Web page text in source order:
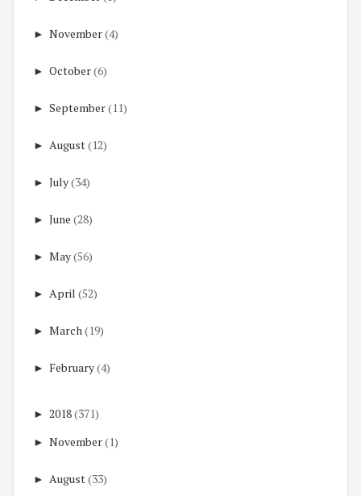
► November(4)
► October(6)
► September(11)
► August(12)
► July(34)
► June (28)
► May(56)
► April (52)
► March(19)
► February(4)
► 2018(371)
► November(1)
► August(33)